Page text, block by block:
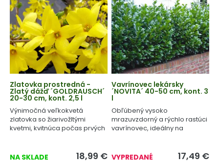
Zlatovka prostredná -
Zlatý dážď ´GOLDRAUSCH´
20-30 cm, kont. 2,5 l
Výnimočná veľkokvetá
zlatovka so žiarivožltými
kvetmi, kvitnúca počas prvých
NA SKLADE 18,99 €
Vavrínovec lekársky
´NOVITA´ 40-50 cm, kont. 3
l
Obľúbený vysoko
mrazuvzdorný a rýchlo rastúci
vavrínovec, ideálny na
VYPREDANÉ 17,49 €